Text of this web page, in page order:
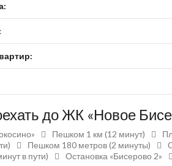
до ЖК «Новое
Пешком 1 км (12 минут)
Пешком 180 метров (2 минуты)
в пути)
Остановка «Бисерово 2»